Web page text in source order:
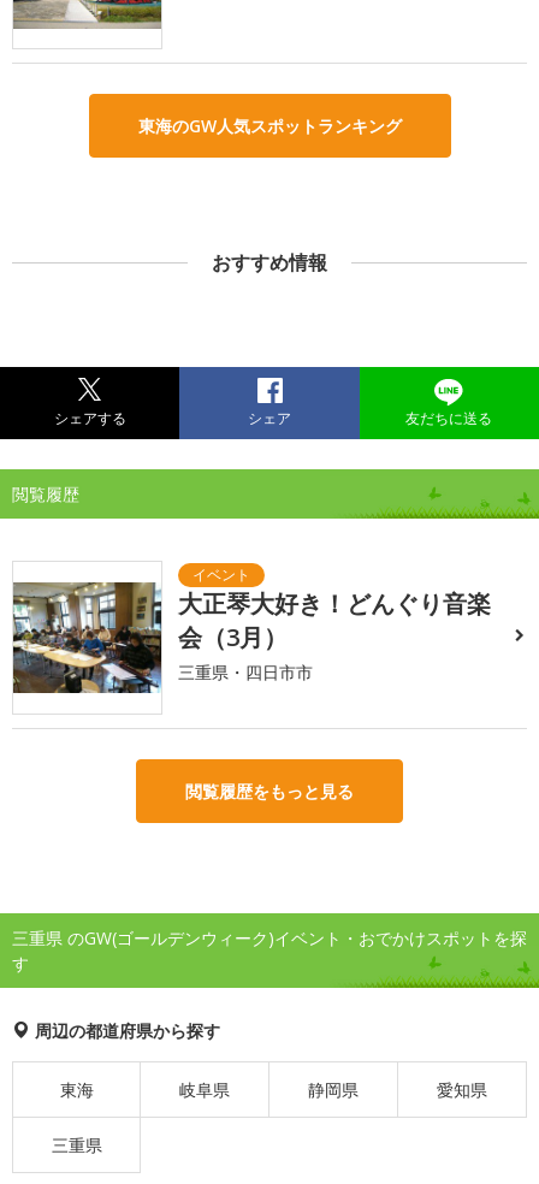
東海のGW人気スポットランキング
おすすめ情報
シェアする シェア 友だちに送る
閲覧履歴
大正琴大好き！どんぐり音楽
会（3月）
三重県・四日市市
閲覧履歴をもっと見る
三重県 のGW(ゴールデンウィーク)イベント・おでかけスポットを探
す
周辺の都道府県から探す
東海 岐阜県 静岡県 愛知県
三重県